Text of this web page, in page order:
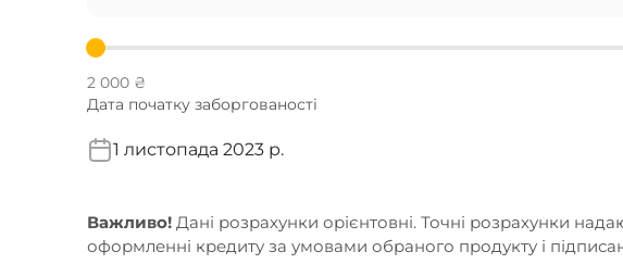
2 000 ₴
Дата початку заборгованості
1 листопада 2023 р.
Важливо! Дані розрахунки орієнтовні. Точні розрахунки
оформленні кредиту за умовами обраного продукту і